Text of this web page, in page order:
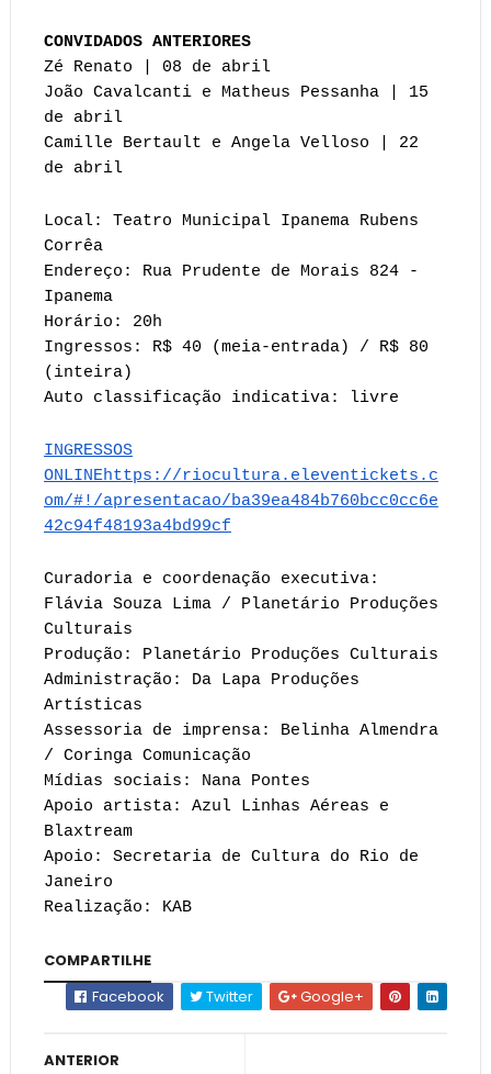
CONVIDADOS ANTERIORES
Zé Renato | 08 de abril
João Cavalcanti e Matheus Pessanha | 15
de abril
Camille Bertault e Angela Velloso | 22
de abril
Local: Teatro Municipal Ipanema Rubens
Corrêa
Endereço: Rua Prudente de Morais 824 -
Ipanema
Horário: 20h
Ingressos: R$ 40 (meia-entrada) / R$ 80
(inteira)
Auto classificação indicativa: livre
INGRESSOS
ONLINEhttps://riocultura.eleventickets.c
om/#!/apresentacao/ba39ea484b760bcc0cc6e
42c94f48193a4bd99cf
Curadoria e coordenação executiva:
Flávia Souza Lima / Planetário Produções
Culturais
Produção: Planetário Produções Culturais
Administração: Da Lapa Produções
Artísticas
Assessoria de imprensa: Belinha Almendra
/ Coringa Comunicação
Mídias sociais: Nana Pontes
Apoio artista: Azul Linhas Aéreas e
Blaxtream
Apoio: Secretaria de Cultura do Rio de
Janeiro
Realização: KAB
COMPARTILHE
Facebook
Twitter Google+
ANTERIOR